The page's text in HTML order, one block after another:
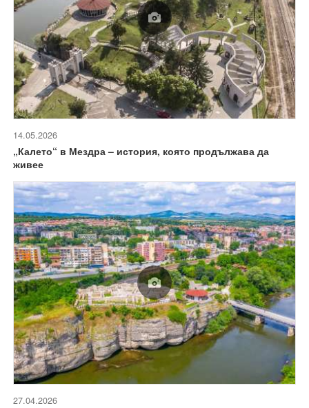
14.05.2026
„Калето“ в Мездра – история, която продължава да
живее
27.04.2026